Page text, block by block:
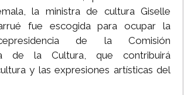
la ministra de cultura Giselle
fue escogida para ocupar la
de la Comisión
de la Cultura, que contribuirá
y las expresiones artísticas del